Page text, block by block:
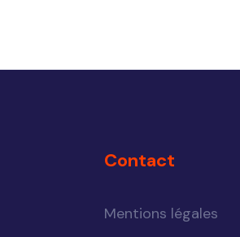
Contact
Mentions légales